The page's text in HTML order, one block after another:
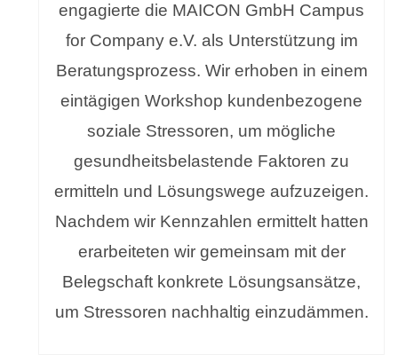
engagierte die MAICON GmbH Campus
for Company e.V. als Unterstützung im
Beratungsprozess. Wir erhoben in einem
eintägigen Workshop kundenbezogene
soziale Stressoren, um mögliche
gesundheitsbelastende Faktoren zu
ermitteln und Lösungswege aufzuzeigen.
Nachdem wir Kennzahlen ermittelt hatten
erarbeiteten wir gemeinsam mit der
Belegschaft konkrete Lösungsansätze,
um Stressoren nachhaltig einzudämmen.